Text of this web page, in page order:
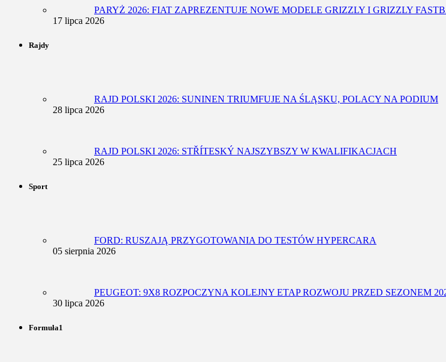
PARYŻ 2026: FIAT ZAPREZENTUJE NOWE MODELE GRIZZLY I GRIZZLY
17 lipca 2026
Rajdy
RAJD POLSKI 2026: SUNINEN TRIUMFUJE NA ŚLĄSKU, POLACY NA PODIUM
28 lipca 2026
RAJD POLSKI 2026: STŘÍTESKÝ NAJSZYBSZY W KWALIFIKACJACH
25 lipca 2026
Sport
FORD: RUSZAJĄ PRZYGOTOWANIA DO TESTÓW HYPERCARA
05 sierpnia 2026
PEUGEOT: 9X8 ROZPOCZYNA KOLEJNY ETAP ROZWOJU PRZED SEZONEM
30 lipca 2026
Formuła1